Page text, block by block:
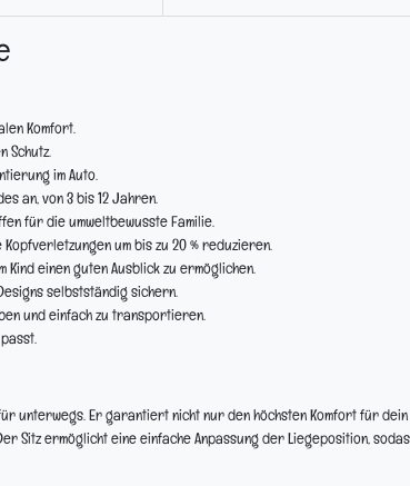
Komfort.
Schutz.
im Auto.
an, von 3 bis 12 Jahren.
für die umweltbewusste Familie.
um bis zu 20 % reduzieren.
einen guten Ausblick zu ermöglichen.
selbstständig sichern.
und einfach zu transportieren.
unterwegs. Er garantiert nicht nur den höchsten Komfort für dein
Sitz ermöglicht eine einfache Anpassung der Liegeposition,